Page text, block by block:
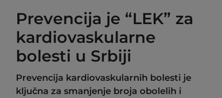
Prevencija je “LEK” za
kardiovaskularne
bolesti u Srbiji
Prevencija kardiovaskularnih bolesti je
ključna za smanjenje broja obolelih i